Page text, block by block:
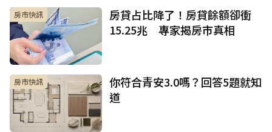
房市快訊
房貸占比降了！房貸餘額卻衝
15.25兆 專家揭房市真相
房市快訊
你符合青安3.0嗎？回答5題就知
道